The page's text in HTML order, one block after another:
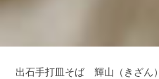
出石手打皿そば 輝山（きざん）